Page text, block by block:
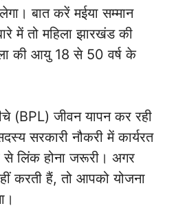
बात करें मईया सम्मान
में तो महिला झारखंड की
की आयु 18 से 50 वर्ष के
(BPL) जीवन यापन कर रही
सरकारी नौकरी में कार्यरत
लिंक होना जरूरी। अगर
करती हैं, तो आपको योजना